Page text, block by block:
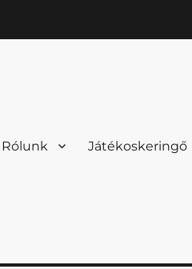
Rólunk Játékoskeringő